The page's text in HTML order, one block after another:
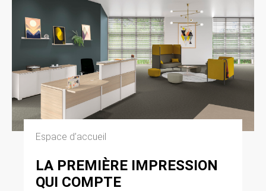
Espace d’accueil
LA PREMIÈRE IMPRESSION
QUI COMPTE